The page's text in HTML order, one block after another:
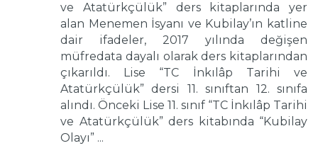
ve Atatürkçülük” ders kitaplarında yer
alan Menemen İsyanı ve Kubilay’ın katline
dair ifadeler, 2017 yılında değişen
müfredata dayalı olarak ders kitaplarından
çıkarıldı. Lise “TC İnkılâp Tarihi ve
Atatürkçülük” dersi 11. sınıftan 12. sınıfa
alındı. Önceki Lise 11. sınıf “TC İnkılâp Tarihi
ve Atatürkçülük” ders kitabında “Kubilay
Olayı” ...